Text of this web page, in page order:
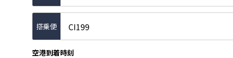
CI199
空港到着時刻